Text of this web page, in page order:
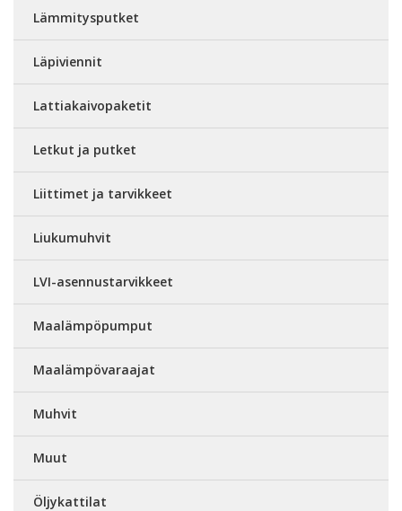
Lämmitysputket
Läpiviennit
Lattiakaivopaketit
Letkut ja putket
Liittimet ja tarvikkeet
Liukumuhvit
LVI-asennustarvikkeet
Maalämpöpumput
Maalämpövaraajat
Muhvit
Muut
Öljykattilat